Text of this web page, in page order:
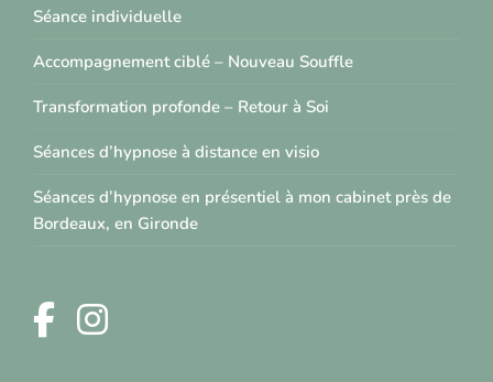
Séance individuelle
Accompagnement ciblé – Nouveau Souffle
Transformation profonde – Retour à Soi
Séances d’hypnose à distance en visio
Séances d’hypnose en présentiel à mon cabinet près de
Bordeaux, en Gironde